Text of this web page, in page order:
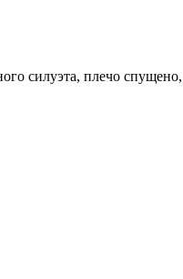
силуэта, плечо